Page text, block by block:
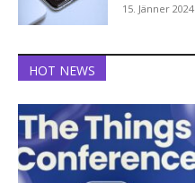
15. Jänner 2024
HOT NEWS